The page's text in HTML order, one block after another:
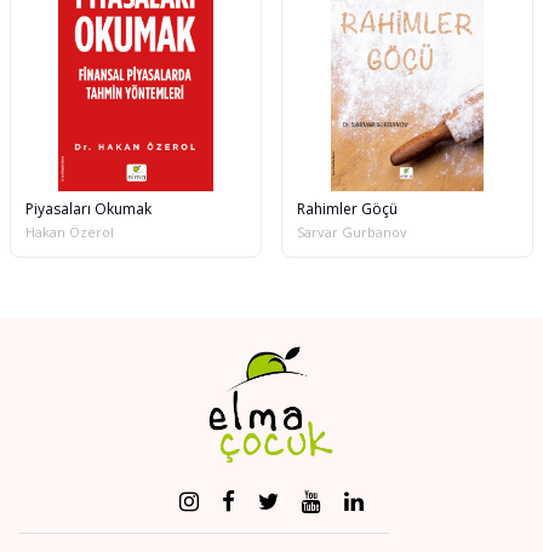
Piyasaları Okumak
Hakan Özerol
Rahimler Göçü
Sarvar Gurbanov